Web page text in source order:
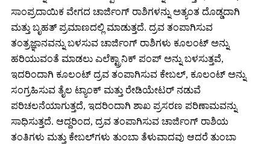
ಸಾಂಪ್ರದಾಯಿಕ ವೇಗದ ಚಾರ್ಜಿಂಗ್ ರಾಶಿಗಳನ್ನು ಅತ್ಯಂತ ದೊಡ್ಡದಾಗಿ
ಮತ್ತು ಬೃಹತ್ ಪ್ರಮಾಣದಲ್ಲಿ ಮಾಡುತ್ತದೆ. ದ್ರವ ತಂಪಾಗಿಸುವ
ತಂತ್ರಜ್ಞಾನವನ್ನು ಬಳಸುವ ಚಾರ್ಜಿಂಗ್ ರಾಶಿಗಳು ಕೂಲಂಟ್ ಅನ್ನು
ಹರಿಯುವಂತೆ ಮಾಡಲು ಎಲೆಕ್ಟ್ರಾನಿಕ್ ಪಂಪ್ ಅನ್ನು ಬಳಸುತ್ತವೆ,
ಇದರಿಂದಾಗಿ ಕೂಲಂಟ್ ದ್ರವ ತಂಪಾಗಿಸುವ ಕೇಬಲ್, ಕೂಲಂಟ್ ಅನ್ನು
ಸಂಗ್ರಹಿಸುವ ತೈಲ ಟ್ಯಾಂಕ್ ಮತ್ತು ರೇಡಿಯೇಟರ್ ನಡುವೆ
ಪರಿಚಲನೆಯಾಗುತ್ತದೆ, ಇದರಿಂದಾಗಿ ಶಾಖ ಪ್ರಸರಣ ಪರಿಣಾಮವನ್ನು
ಸಾಧಿಸುತ್ತದೆ. ಆದ್ದರಿಂದ, ದ್ರವ ತಂಪಾಗಿಸುವ ಚಾರ್ಜಿಂಗ್ ರಾಶಿಯ
ತಂತಿಗಳು ಮತ್ತು ಕೇಬಲ್‌ಗಳು ತುಂಬಾ ತೆಳುವಾದವು ಆದರೆ ತುಂಬಾ